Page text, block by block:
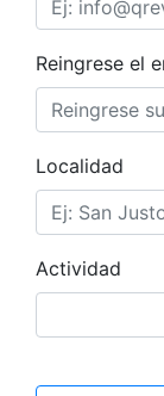
Reingrese el
Localidad
Actividad